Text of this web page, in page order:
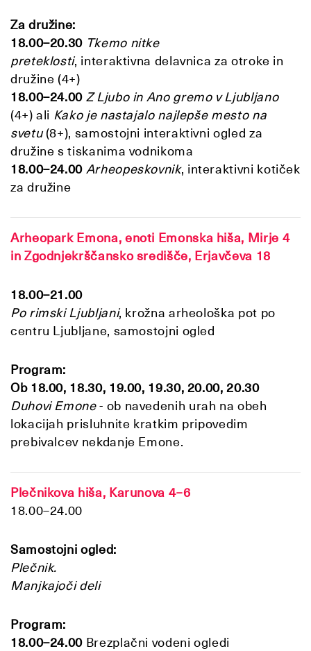
Za družine:
18.00–20.30 Tkemo nitke
preteklosti, interaktivna delavnica za otroke in
družine (4+)
18.00–24.00 Z Ljubo in Ano gremo v Ljubljano
(4+) ali Kako je nastajalo najlepše mesto na
svetu(8+), samostojni interaktivni ogled za
družine s tiskanima vodnikoma
18.00–24.00 Arheopeskovnik, interaktivni kotiček
za družine
Arheopark Emona, enoti Emonska hiša, Mirje 4
in Zgodnjekrščansko središče, Erjavčeva 18
18.00–21.00
Po rimski Ljubljani, krožna arheološka pot po
centru Ljubljane, samostojni ogled
Program:
Ob 18.00, 18.30, 19.00, 19.30, 20.00, 20.30
Duhovi Emone- ob navedenih urah na obeh
lokacijah prisluhnite kratkim pripovedim
prebivalcev nekdanje Emone.
Plečnikova hiša, Karunova 4−6
18.00–24.00
Samostojni ogled:
Plečnik.
Manjkajoči deli
Program:
18.00–24.00 Brezplačni vodeni ogledi